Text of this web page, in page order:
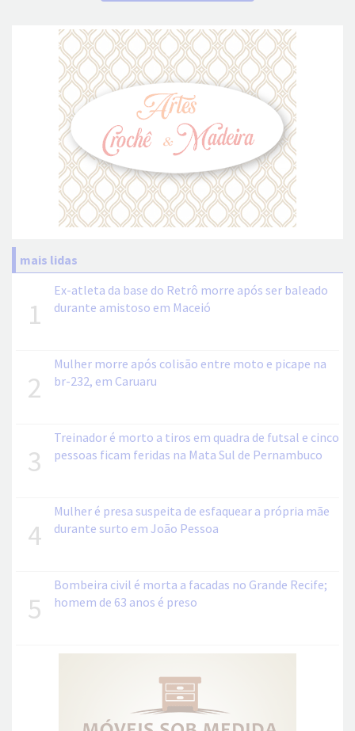
mais lidas
1
Ex-atleta da base do Retrô morre após ser baleado
durante amistoso em Maceió
2
Mulher morre após colisão entre moto e picape na
br-232, em Caruaru
3
Treinador é morto a tiros em quadra de futsal e cinco
pessoas ficam feridas na Mata Sul de Pernambuco
4
Mulher é presa suspeita de esfaquear a própria mãe
durante surto em João Pessoa
5
Bombeira civil é morta a facadas no Grande Recife;
homem de 63 anos é preso